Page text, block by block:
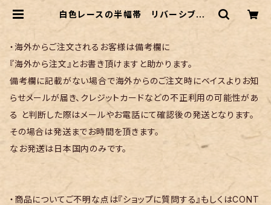
白色レースの半幅帯 リバーシブル |
・海外からご注文されるお客様は備考欄に
『海外から注文』とお書き頂けますと助かります。
備考欄に記載がない場合で海外からのご注文時にベイスよりお知
らせメールが届き、クレジットカードなどの不正利用の可能性があ
る と判断した際はメールやお電話にて確認後の発送となります。
その場合は発送までお時間を頂きます。
なお発送は日本国内のみです。
・商品についてご不明な点は『ショップに質問する』もしくはCONT